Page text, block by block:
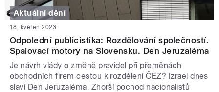
Aktuální dění
18. květen 2023
Odpolední publicistika: Rozdělování společností.
Spalovací motory na Slovensku. Den Jeruzaléma
Je návrh vlády o změně pravidel při přeměnách
obchodních firem cestou k rozdělení ČEZ? Izrael dnes
slaví Den Jeruzaléma. Zhorší pochod nacionalistů